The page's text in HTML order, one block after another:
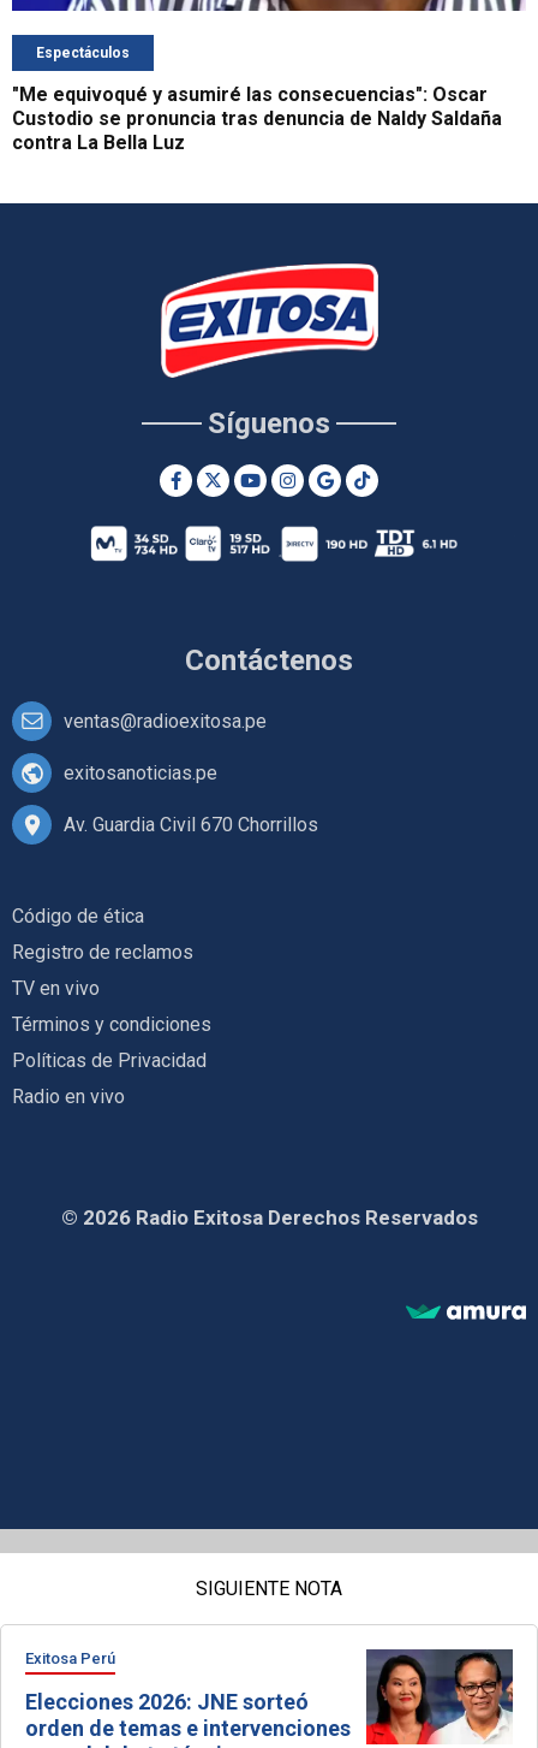
Espectáculos
"Me equivoqué y asumiré las consecuencias": Oscar
Custodio se pronuncia tras denuncia de Naldy Saldaña
contra La Bella Luz
Contáctenos
ventas@radioexitosa.pe
exitosanoticias.pe
Av. Guardia Civil 670 Chorrillos
Síguenos
Código de ética
Registro de reclamos
TV en vivo
Términos y condiciones
Políticas de Privacidad
Radio en vivo
© 2026 Radio Exitosa Derechos Reservados
SIGUIENTE NOTA
Exitosa Perú
Elecciones 2026: JNE sorteó
orden de temas e intervenciones